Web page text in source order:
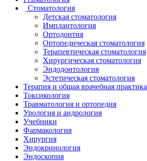
Стоматология
Детская стоматология
Имплантология
Ортодонтия
Ортопедическая стоматология
Терапевтическая стоматология
Хирургическая стоматология
Эндодонтология
Эстетическая стоматология
Терапия и общая врачебная практика
Токсикология
Травматология и ортопедия
Урология и андрология
Учебники
Фармакология
Хирургия
Эндокринология
Эндоскопия